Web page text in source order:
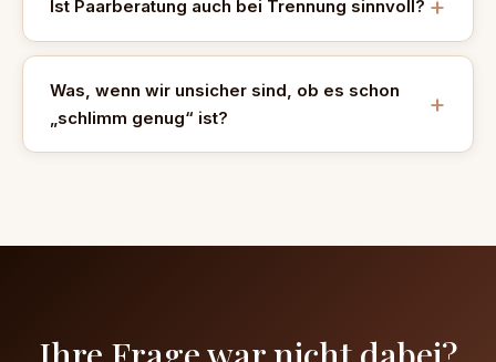
Ist Paarberatung auch bei Trennung sinnvoll?
Was, wenn wir unsicher sind, ob es schon
„schlimm genug“ ist?